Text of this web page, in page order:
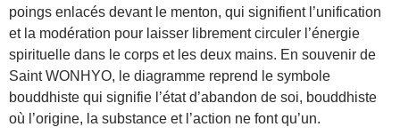
poings enlacés devant le menton, qui signifient l’unification
et la modération pour laisser librement circuler l’énergie
spirituelle dans le corps et les deux mains. En souvenir de
Saint WONHYO, le diagramme reprend le symbole
bouddhiste qui signifie l’état d’abandon de soi, bouddhiste
où l’origine, la substance et l’action ne font qu’un.